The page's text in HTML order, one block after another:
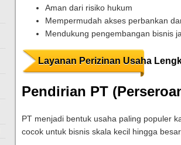
Aman dari risiko hukum
Mempermudah akses perbankan
Mendukung pengembangan bisnis
Layanan Perizinan Usaha
Pendirian PT
PT menjadi bentuk usaha paling populer
cocok untuk bisnis skala kecil hingga